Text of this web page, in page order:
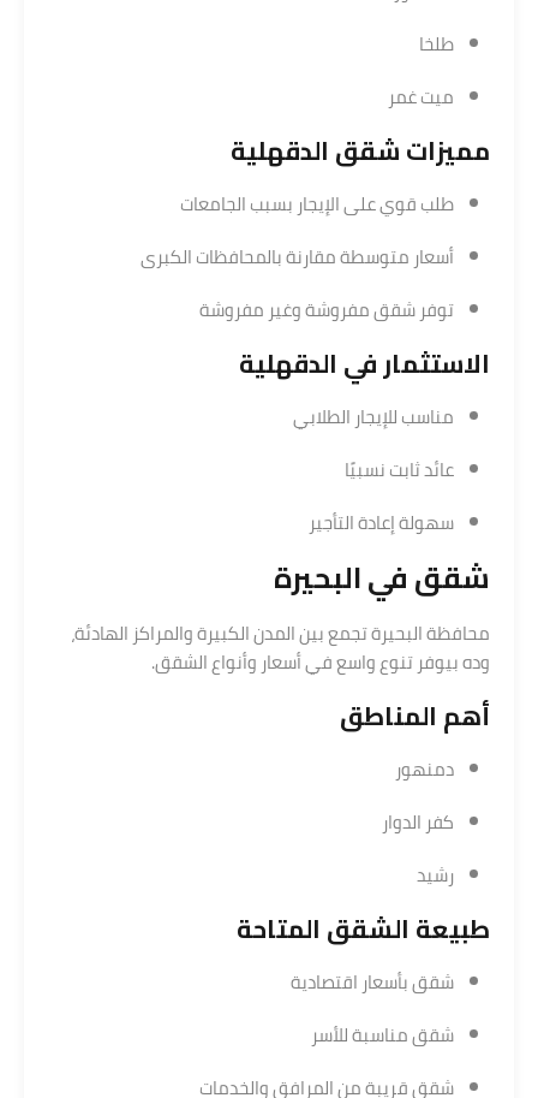
طلخا
ميت غمر
مميزات شقق الدقهلية
طلب قوي على الإيجار بسبب الجامعات
أسعار متوسطة مقارنة بالمحافظات الكبرى
توفر شقق مفروشة وغير مفروشة
الاستثمار في الدقهلية
مناسب للإيجار الطلابي
عائد ثابت نسبيًا
سهولة إعادة التأجير
شقق في البحيرة
محافظة البحيرة تجمع بين المدن الكبيرة والمراكز الهادئة،
وده بيوفر تنوع واسع في أسعار وأنواع الشقق.
أهم المناطق
دمنهور
كفر الدوار
رشيد
طبيعة الشقق المتاحة
شقق بأسعار اقتصادية
شقق مناسبة للأسر
شقق قريبة من المرافق والخدمات